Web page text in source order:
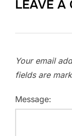
LEAVE A
Your email
fields are
Message: